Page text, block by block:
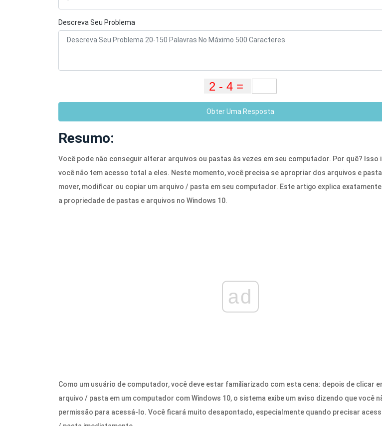
Descreva Seu Problema
Obter Uma Resposta
Resumo:
Você pode não conseguir alterar arquivos ou pastas às vezes em seu computador. Por quê? Isso
você não tem acesso total a eles. Neste momento, você precisa se apropriar dos arquivos e
mover, modificar ou copiar um arquivo / pasta em seu computador. Este artigo explica
a propriedade de pastas e arquivos no Windows 10.
ad
Como um usuário de computador, você deve estar familiarizado com esta cena: depois de clicar
arquivo / pasta em um computador com Windows 10, o sistema exibe um aviso dizendo que você
permissão para acessá-lo. Você ficará muito desapontado, especialmente quando precisar